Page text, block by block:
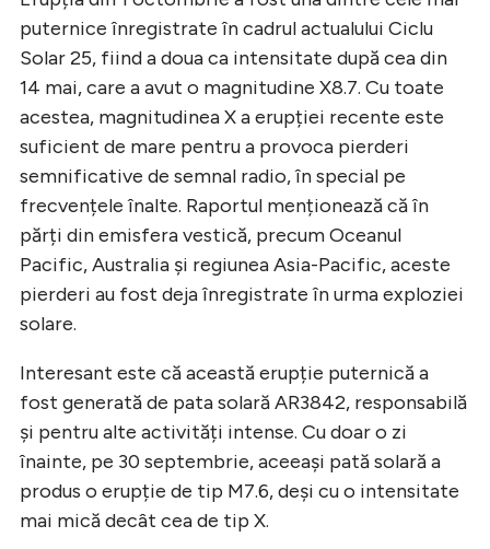
puternice înregistrate în cadrul actualului Ciclu
Solar 25, fiind a doua ca intensitate după cea din
14 mai, care a avut o magnitudine X8.7. Cu toate
acestea, magnitudinea X a erupției recente este
suficient de mare pentru a provoca pierderi
semnificative de semnal radio, în special pe
frecvențele înalte. Raportul menționează că în
părți din emisfera vestică, precum Oceanul
Pacific, Australia și regiunea Asia-Pacific, aceste
pierderi au fost deja înregistrate în urma exploziei
solare.
Interesant este că această erupție puternică a
fost generată de pata solară AR3842, responsabilă
și pentru alte activități intense. Cu doar o zi
înainte, pe 30 septembrie, aceeași pată solară a
produs o erupție de tip M7.6, deși cu o intensitate
mai mică decât cea de tip X.